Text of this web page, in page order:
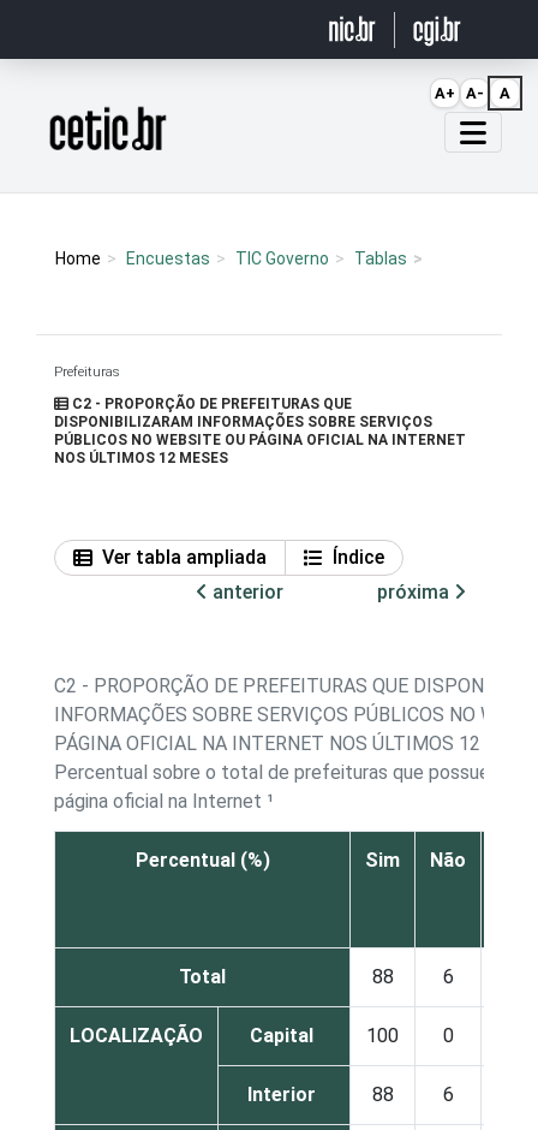
Página inicial
Home Encuestas TIC Governo Tablas
Prefeituras
C2 - PROPORÇÃO DE PREFEITURAS QUE
DISPONIBILIZARAM INFORMAÇÕES SOBRE SERVIÇOS
PÚBLICOS NO WEBSITE OU PÁGINA OFICIAL NA INTERNET
NOS ÚLTIMOS 12 MESES
Ver tabla ampliada
Índice
anterior
próxima
C2 - PROPORÇÃO DE PREFEITURAS QUE
INFORMAÇÕES SOBRE SERVIÇOS PÚBLICOS NO
PÁGINA OFICIAL NA INTERNET NOS ÚLTIMOS 12
Percentual sobre o total de prefeituras que possuem
página oficial na Internet ¹
Percentual (%) Sim Não
Total 88 6
LOCALIZAÇÃO Capital 100 0
Interior 88 6
A+ A- A